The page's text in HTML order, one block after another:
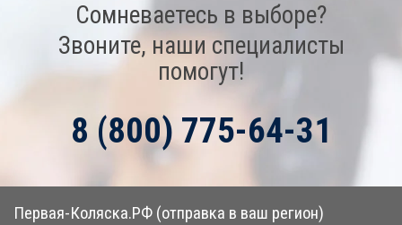
Сомневаетесь в выборе?
Звоните, наши специалисты
помогут!
8 (800) 775-64-31
Первая-Коляска.РФ (отправка в ваш регион)